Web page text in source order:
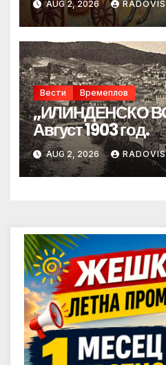
AUG 2, 2026
Вести Времеплов
„ИЛИНДЕНСКО
Август 1903 год.
AUG 2, 2026